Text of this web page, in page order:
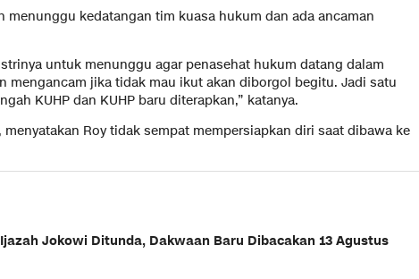
kedatangan tim kuasa hukum dan ada ancaman
untuk menunggu agar penasehat hukum datang dalam
mengancam jika tidak mau ikut akan diborgol begitu. Jadi satu
KUHP dan KUHP baru diterapkan,” katanya.
Roy tidak sempat mempersiapkan diri saat dibawa ke
Jokowi Ditunda, Dakwaan Baru Dibacakan 13 Agustus